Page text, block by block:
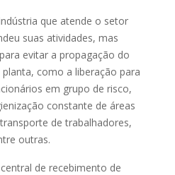
que atende o setor
suas atividades, mas
evitar a propagação do
como a liberação para
em grupo de risco,
constante de áreas
de trabalhadores,
outras.
de recebimento de